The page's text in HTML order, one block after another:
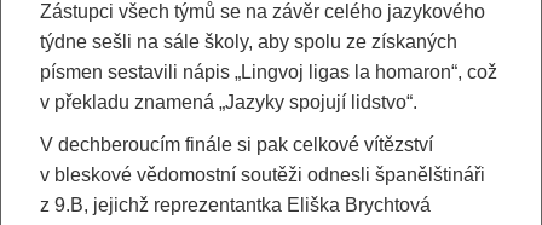
Zástupci všech týmů se na závěr celého jazykového
týdne sešli na sále školy, aby spolu ze získaných
písmen sestavili nápis „Lingvoj ligas la homaron“, což
v překladu znamená „Jazyky spojují lidstvo“.
V dechberoucím finále si pak celkové vítězství
v bleskové vědomostní soutěži odnesli španělštináři
z 9.B, jejichž reprezentantka Eliška Brychtová